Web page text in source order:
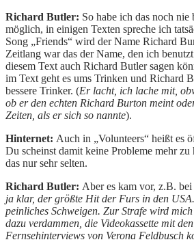
Richard Butler: So habe ich das noch nie
möglich, in einigen Texten spreche ich
Song „Friends“ wird der Name Richard
Zeitlang war das der Name, den ich
diesem Text auch Richard Butler sagen
im Text geht es ums Trinken und Richard
bessere Trinker. (Er lacht, ich lache mit,
ob er den echten Richard Burton meint
Zeiten, als er sich so nannte).
Hinternet: Auch in „Volunteers“ heißt es
Du scheinst damit keine Probleme mehr zu
das nur sehr selten.
Richard Butler: Aber es kam vor, z.B.
ja klar, der größte Hit der Furs in den
peinliches Schweigen. Zur Strafe wird
dazu verdammen, die Videokassette mit
Fernsehinterviews von Verona Feldbusch